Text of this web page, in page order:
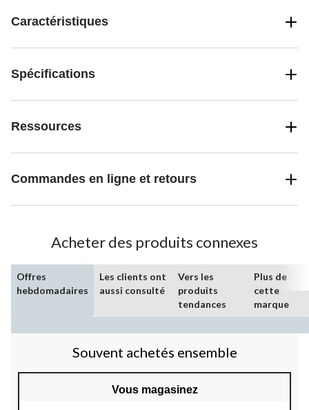
Caractéristiques
Spécifications
Ressources
Commandes en ligne et retours
Acheter des produits connexes
Offres
hebdomadaires
Les clients ont
aussi consulté
Vers les
produits
tendances
Plus de
cette
marque
Souvent achetés ensemble
Vous magasinez